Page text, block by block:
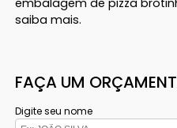
saiba mais.
FAÇA UM
Digite seu nome